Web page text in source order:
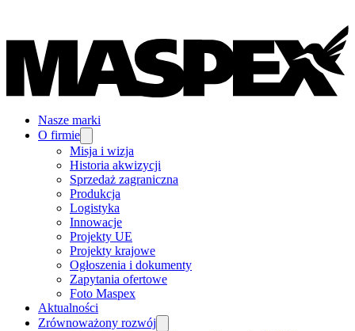
Nasze marki
O firmie
Misja i wizja
Historia akwizycji
Sprzedaż zagraniczna
Produkcja
Logistyka
Innowacje
Projekty UE
Projekty krajowe
Ogłoszenia i dokumenty
Zapytania ofertowe
Foto Maspex
Aktualności
Zrównoważony rozwój